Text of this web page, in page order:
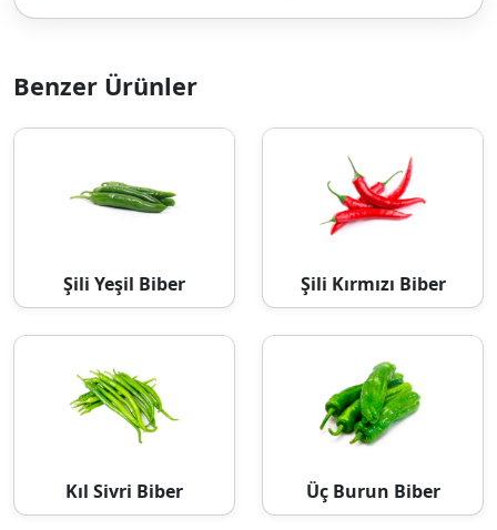
Benzer Ürünler
Şili Yeşil Biber Şili Kırmızı Biber
Kıl Sivri Biber Üç Burun Biber